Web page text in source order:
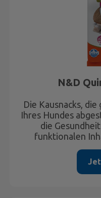
N&D
Die Kausnacks,
Ihres Hundes
die
funktionalen